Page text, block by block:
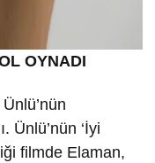
OYNADI
Ünlü’nün ‘İyi
filmde Elaman,